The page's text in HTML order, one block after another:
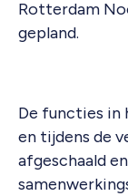
Rotterdam
gepland.
De functies in
en tijdens de
afgeschaald